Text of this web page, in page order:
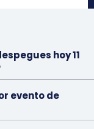
hoy 11
evento de